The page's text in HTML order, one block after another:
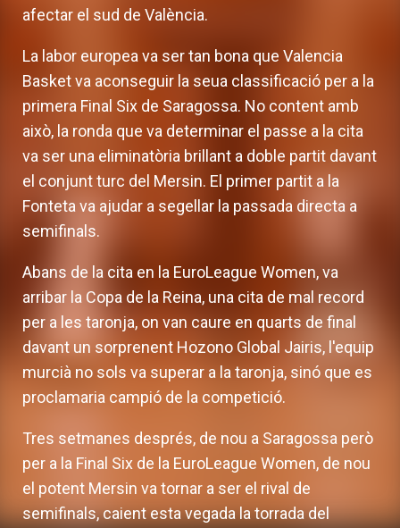
afectar el sud de València.
La labor europea va ser tan bona que Valencia
Basket va aconseguir la seua classificació per a la
primera Final Six de Saragossa. No content amb
això, la ronda que va determinar el passe a la cita
va ser una eliminatòria brillant a doble partit davant
el conjunt turc del Mersin. El primer partit a la
Fonteta va ajudar a segellar la passada directa a
semifinals.
Abans de la cita en la EuroLeague Women, va
arribar la Copa de la Reina, una cita de mal record
per a les taronja, on van caure en quarts de final
davant un sorprenent Hozono Global Jairis, l'equip
murcià no sols va superar a la taronja, sinó que es
proclamaria campió de la competició.
Tres setmanes després, de nou a Saragossa però
per a la Final Six de la EuroLeague Women, de nou
el potent Mersin va tornar a ser el rival de
semifinals, caient esta vegada la torrada del